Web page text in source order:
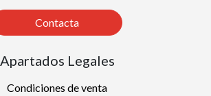
Contacta
Apartados Legales
Condiciones de venta